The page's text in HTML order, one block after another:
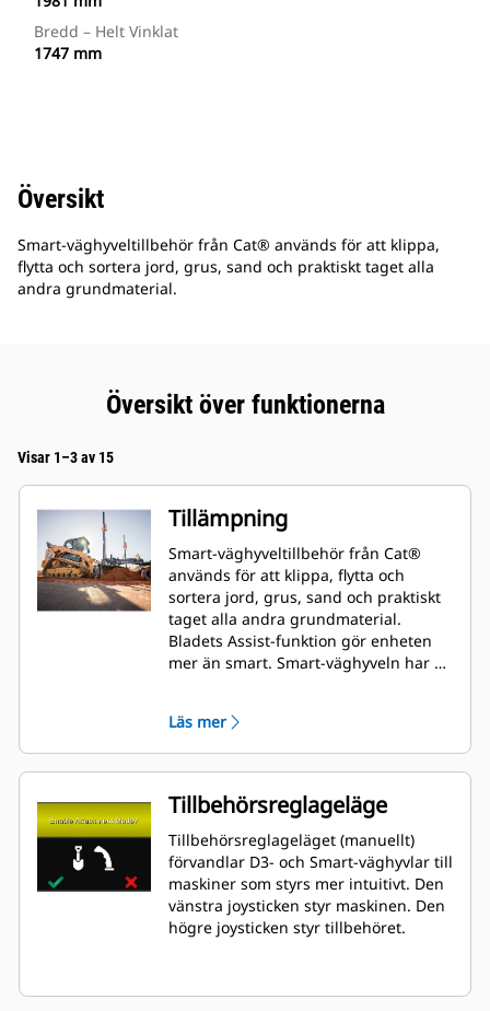
Bredd – Helt Vinklat
1747 mm
Översikt
Smart-väghyveltillbehör från Cat® används för att klippa,
flytta och sortera jord, grus, sand och praktiskt taget alla
andra grundmaterial.
Översikt över funktionerna
Visar 1–3 av 15
Tillämpning
Smart-väghyveltillbehör från Cat®
används för att klippa, flytta och
sortera jord, grus, sand och praktiskt
taget alla andra grundmaterial.
Bladets Assist-funktion gör enheten
mer än smart. Smart-väghyveln har en
Läs mer
Tillbehörsreglageläge
Tillbehörsreglageläget (manuellt)
förvandlar D3- och Smart-väghyvlar till
maskiner som styrs mer intuitivt. Den
vänstra joysticken styr maskinen. Den
högre joysticken styr tillbehöret.